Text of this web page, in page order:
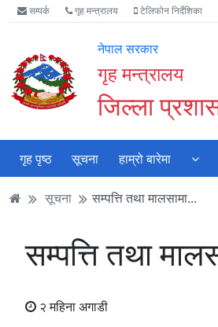
Accessibility
Mode
गर्नुहोस्
मुख्य
सामाग्री
मुख्य
नेभिगेसन
वेबसाइट
खोजमा
सम्पर्क गृह मन्त्रालय टेलिफोन निर्देशिका
नेपाल सरकार
गृह मन्त्रालय
जिल्ला
गृह पृष्ठ सूचना हाम्रो बारेमा
सूचना सम्पत्ति तथा मालसामा...
सम्पत्ति तथा
२ महिना अगाडी